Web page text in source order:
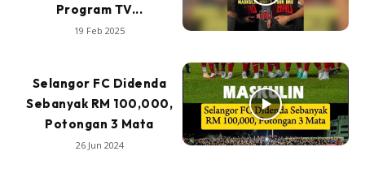
Program TV...
19 Feb 2025
Selangor FC Didenda
Sebanyak RM 100,000,
Potongan 3 Mata
26 Jun 2024